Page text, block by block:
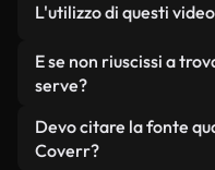
da filmati reali, girati
e da video generati
Ogni video è
L'utilizzo di questi
Non se scegli le
Offriamo formati
mantengono alta la
tempi di caricamento
E se non riuscissi a
serve?
Puoi crearne uno
Studio. Ti basta
Devo citare la fonte
Coverr?